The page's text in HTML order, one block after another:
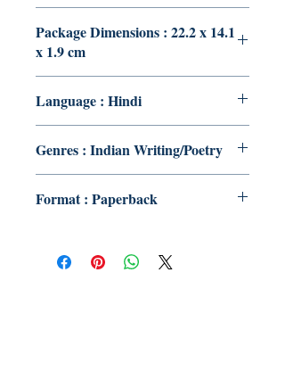
Package Dimensions : 22.2 x 14.1
x 1.9 cm
Language : Hindi
Genres : Indian Writing/Poetry
Format : Paperback